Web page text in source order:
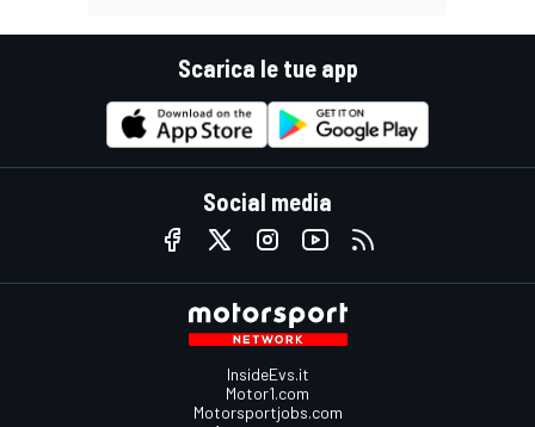
Scarica le tue app
Social media
InsideEvs.it
Motor1.com
Motorsportjobs.com